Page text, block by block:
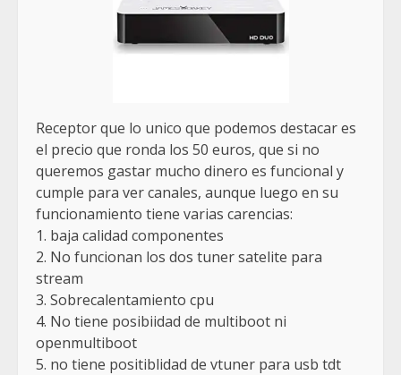
Receptor que lo unico que podemos destacar es
el precio que ronda los 50 euros, que si no
queremos gastar mucho dinero es funcional y
cumple para ver canales, aunque luego en su
funcionamiento tiene varias carencias:
1. baja calidad componentes
2. No funcionan los dos tuner satelite para
stream
3. Sobrecalentamiento cpu
4. No tiene posibiidad de multiboot ni
openmultiboot
5. no tiene positiblidad de vtuner para usb tdt